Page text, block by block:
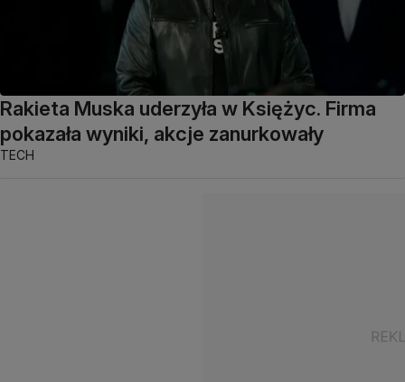
Rakieta Muska uderzyła w Księżyc. Firma
pokazała wyniki, akcje zanurkowały
TECH